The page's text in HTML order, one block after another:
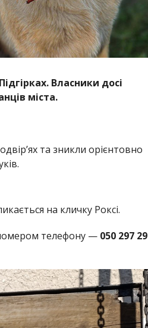
Власники досі
міста.
та зникли орієнтовно
на кличку Роксі.
телефону — 050 297 29